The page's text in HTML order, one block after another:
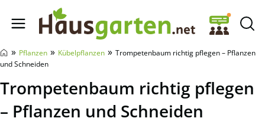
Hausgarten.net
» Pflanzen » Kübelpflanzen » Trompetenbaum richtig pflegen – Pflanzen
und Schneiden
Trompetenbaum richtig pflegen
– Pflanzen und Schneiden